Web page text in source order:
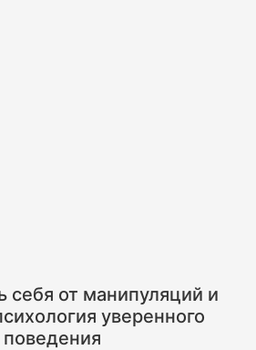
себя от манипуляций и
уверенного
поведения